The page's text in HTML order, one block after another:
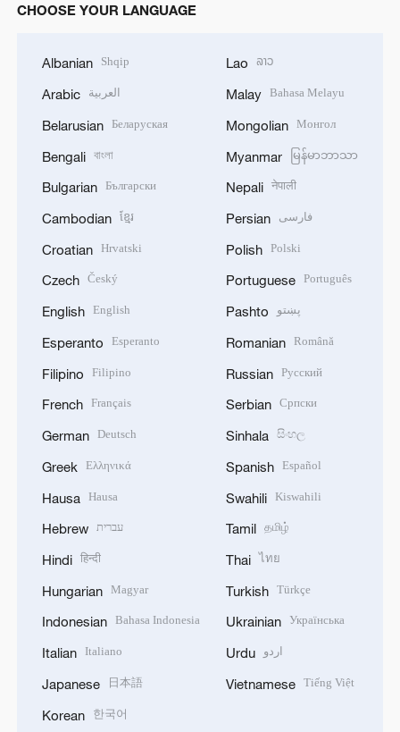
CHOOSE YOUR LANGUAGE
Albanian Shqip
Arabic العربية
Belarusian Беларуская
Bengali বাংলা
Bulgarian Български
Cambodian ខ្មែរ
Croatian Hrvatski
Czech Český
English English
Esperanto Esperanto
Filipino Filipino
French Français
German Deutsch
Greek Ελληνικά
Hausa Hausa
Hebrew עברית
Hindi हिन्दी
Hungarian Magyar
Indonesian Bahasa Indonesia
Italian Italiano
Japanese 日本語
Korean 한국어
Lao ລາວ
Malay Bahasa Melayu
Mongolian Монгол
Myanmar မြန်မာဘာသာ
Nepali नेपाली
Persian فارسی
Polish Polski
Portuguese Português
Pashto پښتو
Romanian Română
Russian Русский
Serbian Српски
Sinhala සිංහල
Spanish Español
Swahili Kiswahili
Tamil தமிழ்
Thai ไทย
Turkish Türkçe
Ukrainian Українська
Urdu اردو
Vietnamese Tiếng Việt